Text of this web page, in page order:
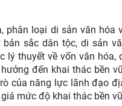
phân loại di sản văn hóa
sắc dân tộc, di sản
lý thuyết về vốn văn hóa,
đến khai thác bền
của năng lực lãnh đạo
mức độ khai thác bền